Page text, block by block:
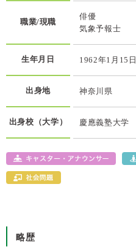
職業/現職
俳優
気象予報士
生年月日 1962年1月15日
出身地 神奈川県
出身校（大学） 慶應義塾大学
略歴